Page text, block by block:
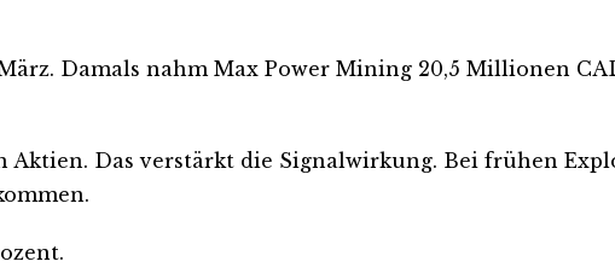
Damals nahm Max Power Mining 20,5 Millionen
Das verstärkt die Signalwirkung. Bei frühen